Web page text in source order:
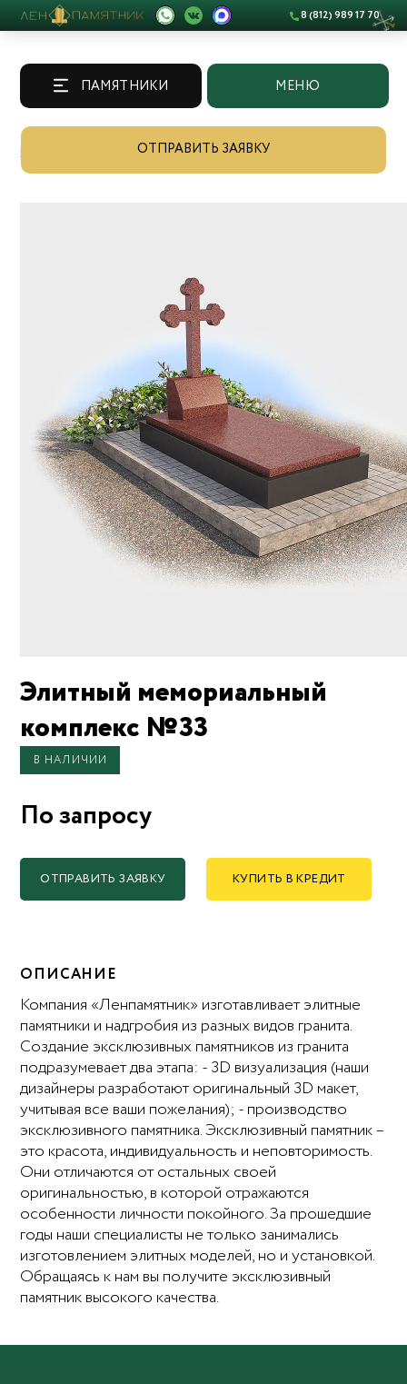
8 (812) 989 17 70
ПАМЯТНИКИ МЕНЮ
ОТПРАВИТЬ ЗАЯВКУ
Памятники Каталог/
Элитный мемориальный
комплекс №33
В НАЛИЧИИ
По запросу
ОТПРАВИТЬ ЗАЯВКУ КУПИТЬ В КРЕДИТ
ОПИСАНИЕ
Компания «Ленпамятник» изготавливает элитные
памятники и надгробия из разных видов гранита.
Создание эксклюзивных памятников из гранита
подразумевает два этапа: - 3D визуализация (наши
дизайнеры разработают оригинальный 3D макет,
учитывая все ваши пожелания); - производство
эксклюзивного памятника. Эксклюзивный памятник –
это красота, индивидуальность и неповторимость.
Они отличаются от остальных своей
оригинальностью, в которой отражаются
особенности личности покойного. За прошедшие
годы наши специалисты не только занимались
изготовлением элитных моделей, но и установкой.
Обращаясь к нам вы получите эксклюзивный
памятник высокого качества.